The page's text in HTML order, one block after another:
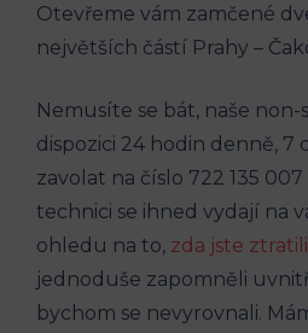
Otevřeme vám zamčené
největších částí Prahy –
Nemusíte‌ se bát, naše non-
dispozici 24 hodin denně, 7⁤
zavolat na číslo 722 135
technici‌ se ihned vydají​ na
ohledu na to, zda jste
jednoduše zapomněli
bychom se‌ nevyrovnali.